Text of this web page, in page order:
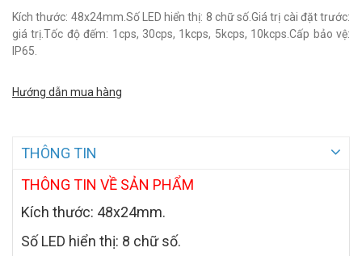
Kích thước: 48x24mm.Số LED hiển thị: 8 chữ số.Giá trị cài đặt trước:
giá trị.Tốc độ đếm: 1cps, 30cps, 1kcps, 5kcps, 10kcps.Cấp bảo vệ:
IP65.
Hướng dẫn mua hàng
THÔNG TIN
THÔNG TIN VỀ SẢN PHẨM
Kích thước: 48x24mm.
Số LED hiển thị: 8 chữ số.